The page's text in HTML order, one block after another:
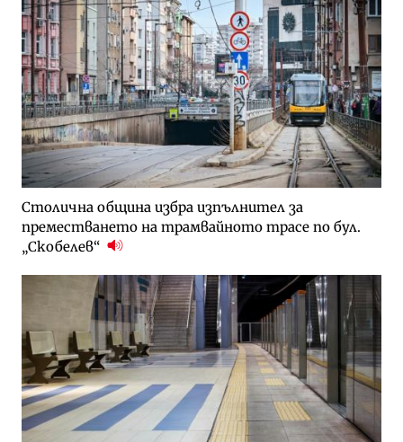
Столична община избра изпълнител за
преместването на трамвайното трасе по бул.
„Скобелев“